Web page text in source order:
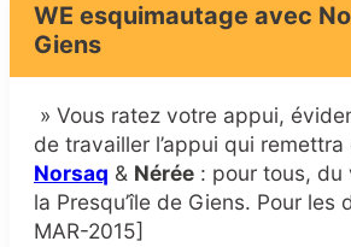
WE esquimautage avec
Giens
» Vous ratez votre appui,
de travailler l’appui qui
Norsaq & Nérée : pour tous,
la Presqu’île de Giens. Pour
MAR-2015]